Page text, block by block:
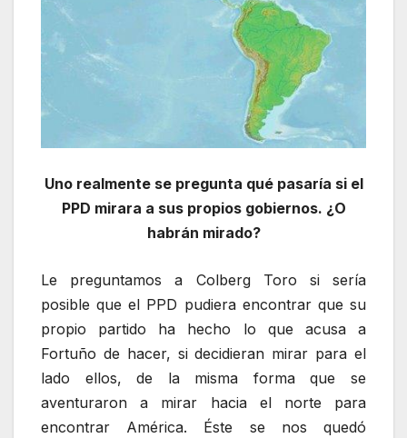
Uno realmente se pregunta qué pasaría si el
PPD mirara a sus propios gobiernos. ¿O
habrán mirado?
Le preguntamos a Colberg Toro si sería
posible que el PPD pudiera encontrar que su
propio partido ha hecho lo que acusa a
Fortuño de hacer, si decidieran mirar para el
lado ellos, de la misma forma que se
aventuraron a mirar hacia el norte para
encontrar América. Éste se nos quedó